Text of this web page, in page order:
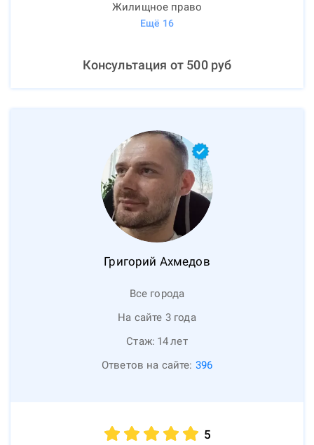
Жилищное право
Ещё 16
Консультация от 500руб
Григорий Ахмедов
Все города
На сайте 3 года
Стаж: 14лет
Ответов на сайте: 396
5